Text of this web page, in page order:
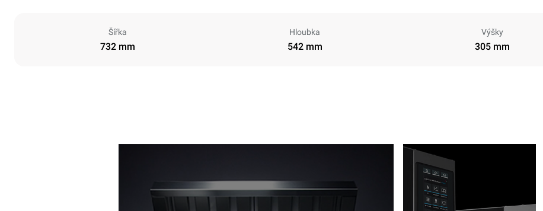
Šířka
732 mm
Hloubka
542 mm
Výšky
305 mm